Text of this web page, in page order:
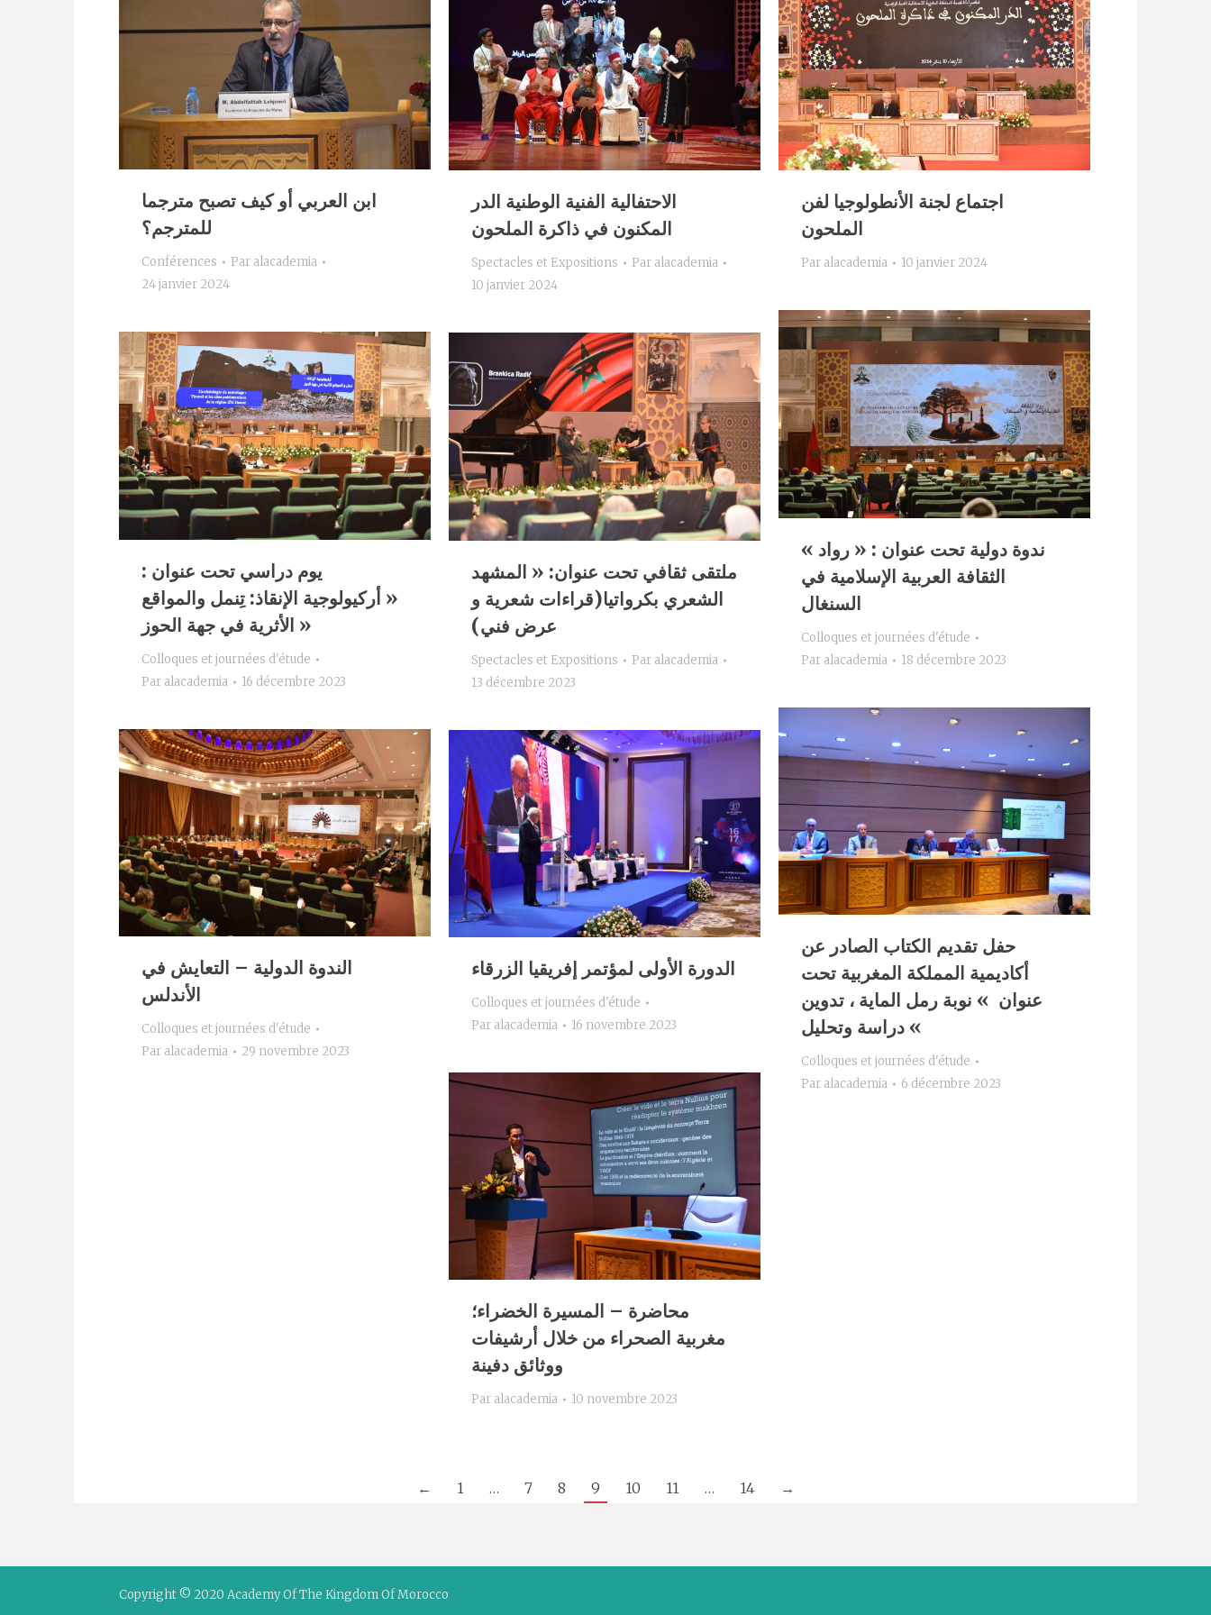
ابن العربي أو كيف تصبح مترجما
للمترجم؟
Conférences Par alacademia
24 janvier 2024
الاحتفالية الفنية الوطنية الدر
المكنون في ذاكرة الملحون
Spectacles et Expositions Par alacademia
10 janvier 2024
اجتماع لجنة الأنطولوجيا لفن
الملحون
Par alacademia 10 janvier 2024
« ندوة دولية تحت عنوان : « رواد
الثقافة العربية الإسلامية في
السنغال
Colloques et journées d'étude
Par alacademia 18 décembre 2023
يوم دراسي تحت عنوان :
« أركيولوجية الإنقاذ: تِنمل والمواقع
الأثرية في جهة الحوز »
Colloques et journées d'étude
Par alacademia 16 décembre 2023
ملتقى ثقافي تحت عنوان: « المشهد
الشعري بكرواتيا(قراءات شعرية و
عرض فني)
Spectacles et Expositions Par alacademia
13 décembre 2023
حفل تقديم الكتاب الصادر عن
أكاديمية المملكة المغربية تحت
عنوان » نوبة رمل الماية ، تدوين
دراسة وتحليل «
Colloques et journées d'étude
Par alacademia 6 décembre 2023
الندوة الدولية – التعايش في
الأندلس
Colloques et journées d'étude
Par alacademia 29 novembre 2023
الدورة الأولى لمؤتمر إفريقيا الزرقاء
Colloques et journées d'étude
Par alacademia 16 novembre 2023
محاضرة – المسيرة الخضراء؛
مغربية الصحراء من خلال أرشيفات
ووثائق دفينة
Par alacademia 10 novembre 2023
← 1 … 7 8 9 10 11 … 14 →
Copyright © 2020 Academy Of The Kingdom Of Morocco